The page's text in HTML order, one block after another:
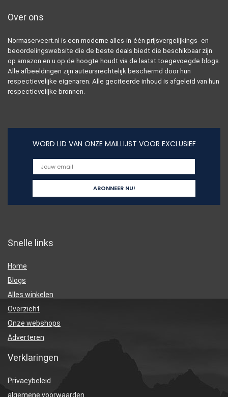
Over ons
Normaserveert.nl is een moderne alles-in-één prijsvergelijkings- en
beoordelingswebsite die de beste deals biedt die beschikbaar zijn
op amazon en u op de hoogte houdt via de laatst toegevoegde blogs.
Alle afbeeldingen zijn auteursrechtelijk beschermd door hun
respectievelijke eigenaren. Alle geciteerde inhoud is afgeleid van hun
respectievelijke bronnen.
WORD LID VAN ONZE MAILLIJST VOOR EXCLUSIEF
Snelle links
Home
Blogs
Alles winkelen
Overzicht
Onze webshops
Adverteren
Verklaringen
Privacybeleid
algemene voorwaarden